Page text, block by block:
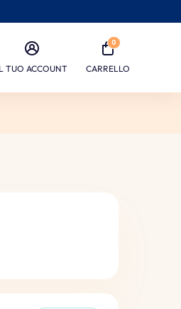
TUO ACCOUNT
0
CARRELLO